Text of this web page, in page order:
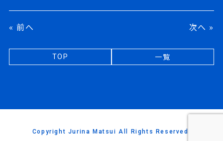
« 前へ 次へ »
TOP 一覧
Copyright Jurina Matsui All Rights Reserved.